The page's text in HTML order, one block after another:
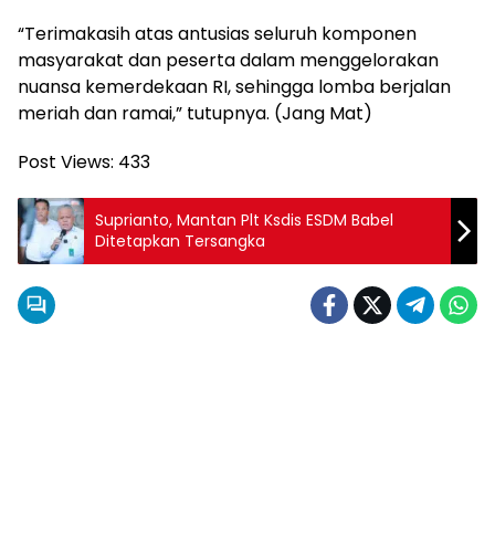
“Terimakasih atas antusias seluruh komponen
masyarakat dan peserta dalam menggelorakan
nuansa kemerdekaan RI, sehingga lomba berjalan
meriah dan ramai,” tutupnya. (Jang Mat)
Post Views: 433
Suprianto, Mantan Plt Ksdis ESDM Babel
Ditetapkan Tersangka